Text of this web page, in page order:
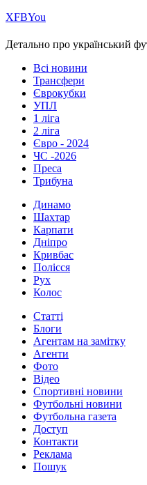
ХFBYou
Детально про український
Всі новини
Трансфери
Єврокубки
УПЛ
1 ліга
2 ліга
Євро - 2024
ЧС -2026
Преса
Трибуна
Динамо
Шахтар
Карпати
Дніпро
Кривбас
Полісся
Рух
Колос
Статті
Блоги
Агентам на замітку
Агенти
Фото
Відео
Спортивні новини
Футбольні новини
Футбольна газета
Доступ
Контакти
Реклама
Пошук